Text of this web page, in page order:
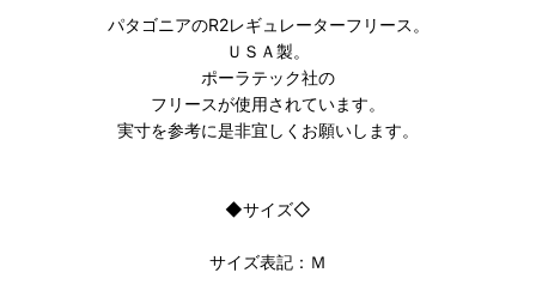
パタゴニアのR2レギュレーターフリース。
ＵＳＡ製。
ポーラテック社の
フリースが使用されています。
実寸を参考に是非宜しくお願いします。
◆サイズ◇
サイズ表記：Ｍ